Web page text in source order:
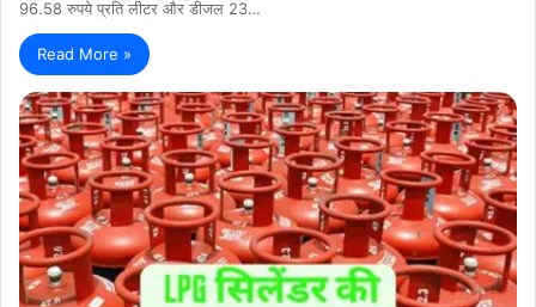
96.58 रुपये प्रति लीटर और डीजल 23…
Read More »